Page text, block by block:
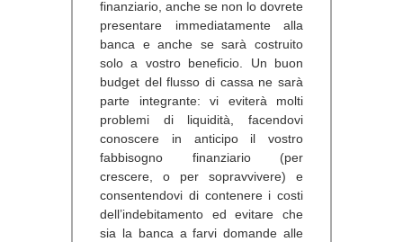
finanziario, anche se non lo dovrete
presentare immediatamente alla
banca e anche se sarà costruito
solo a vostro beneficio. Un buon
budget del flusso di cassa ne sarà
parte integrante: vi eviterà molti
problemi di liquidità, facendovi
conoscere in anticipo il vostro
fabbisogno finanziario (per
crescere, o per sopravvivere) e
consentendovi di contenere i costi
dell’indebitamento ed evitare che
sia la banca a farvi domande alle